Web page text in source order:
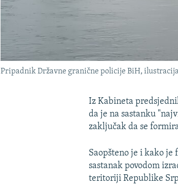
Pripadnik Državne granične policije BiH,
Iz Kabineta
da je na sastanku
zaključak da se
Saopšteno je i kako
sastanak povodom
teritoriji Republike